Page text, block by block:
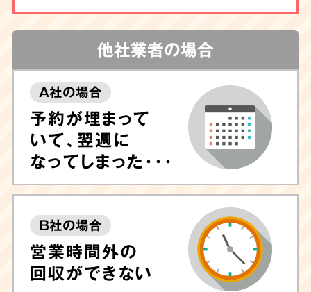
しつこい汚れや臭いが気になる場合は清掃後に
除菌や脱臭、ハウスクリーニングも可能ですの
で、ぜひお任せ下さい。
専門的なノウハウに長
けたプロのスタッフが専門機器・特殊洗剤を用
いて迅速に対応いたします。
他社業者の場合
A社の場合
予約が埋まって
いて、翌週に
なってしまった･･･
B社の場合
営業時間外の
回収ができない